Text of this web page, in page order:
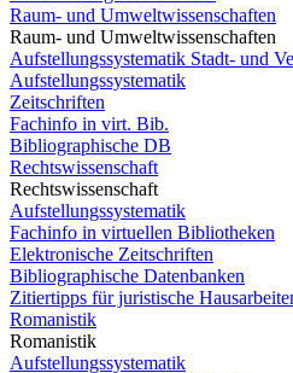
Raum- und Umweltwissenschaften
Raum- und Umweltwissenschaften
Aufstellungssystematik Stadt- und
Aufstellungssystematik
Zeitschriften
Fachinfo in virt. Bib.
Bibliographische DB
Rechtswissenschaft
Rechtswissenschaft
Aufstellungssystematik
Fachinfo in virtuellen Bibliotheken
Elektronische Zeitschriften
Bibliographische Datenbanken
Zitiertipps für juristische
Romanistik
Romanistik
Aufstellungssystematik